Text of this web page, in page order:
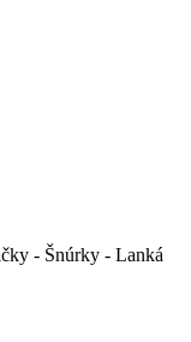
- Šnúrky - Lanká